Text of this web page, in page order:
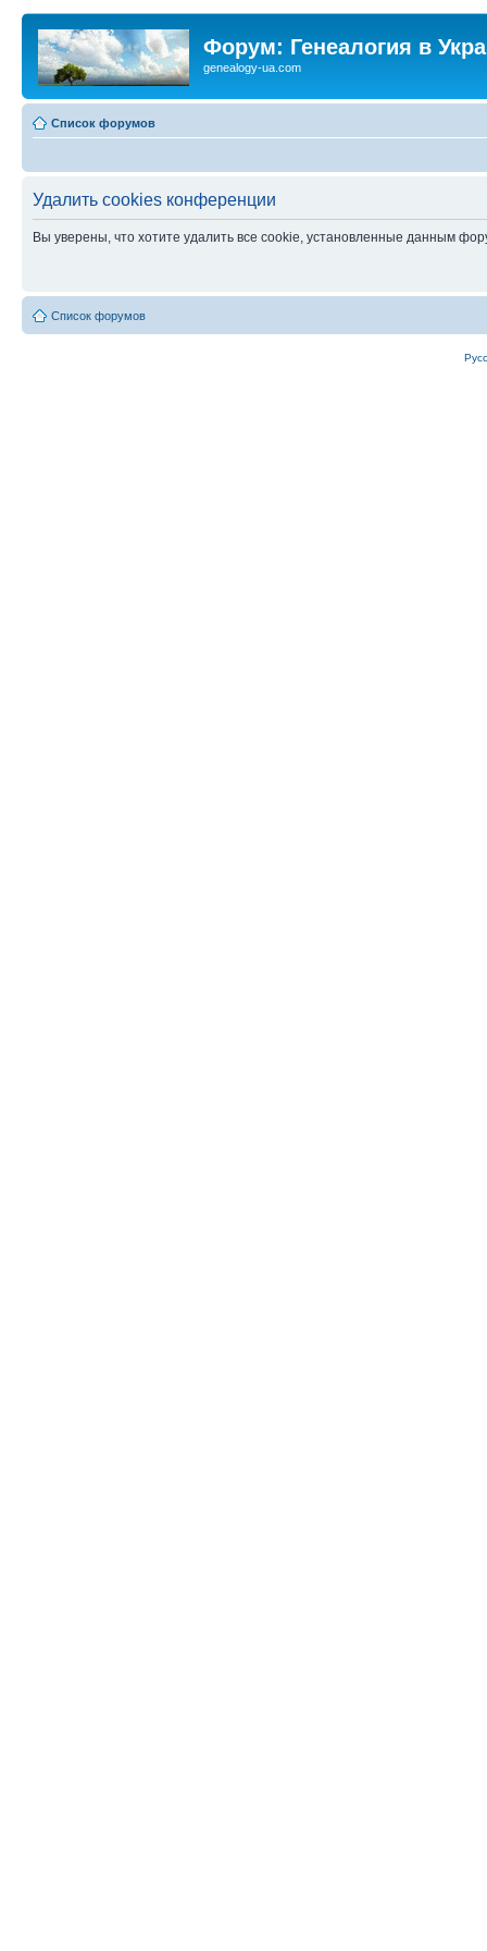
Форум: Генеалогия в
genealogy-ua.com
Список форумов
Удалить cookies конференции
Вы уверены, что хотите удалить все cookie, установленные данным
Список форумов